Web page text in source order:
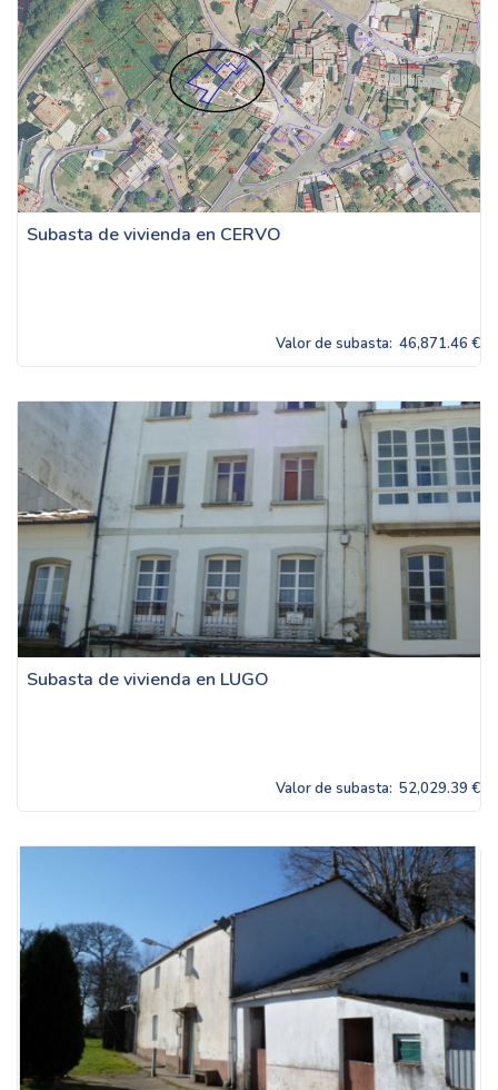
Subasta de vivienda en CERVO
Valor de subasta: 46,871.46 €
Subasta de vivienda en LUGO
Valor de subasta: 52,029.39 €